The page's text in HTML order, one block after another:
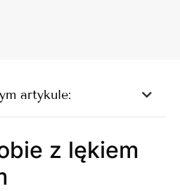
artykule:
z lękiem